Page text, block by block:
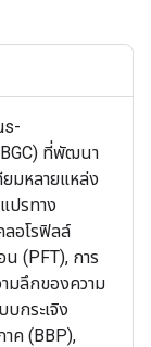
ที่พัฒนา
ยมหลายแหล่ง
ปรทาง
อโรฟิลล์
น (PFT), การ
มลึกของความ
กระเจิง
ค (BBP),